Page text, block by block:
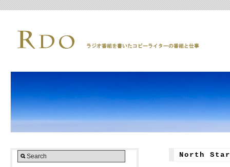
North